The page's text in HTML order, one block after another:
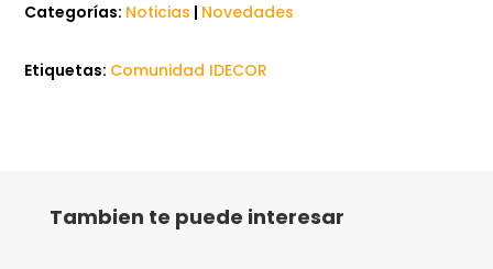
Categorías: Noticias | Novedades
Etiquetas: Comunidad IDECOR
Tambien te puede interesar